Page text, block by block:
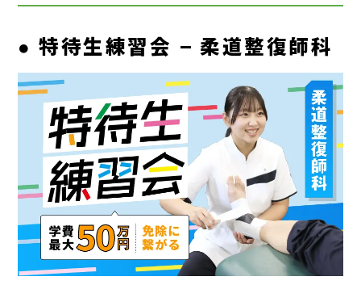
特待生練習会 – 柔道整復師科